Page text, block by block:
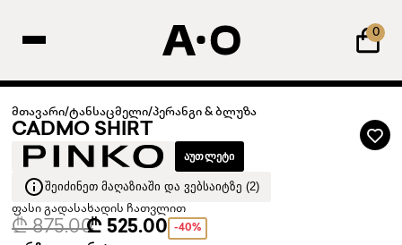
0
მთავარი/ტანსაცმელი/პერანგი & ბლუზა
CADMO SHIRT
ᲐᲣᲗᲚᲔᲢᲘ
ᲨᲔᲘᲫᲘᲜᲔᲗ ᲛᲐᲦᲐᲖᲘᲐᲨᲘ ᲓᲐ ᲕᲔᲑᲡᲐᲘᲢᲖᲔ (2)
ფასი გადასახადის ჩათვლით
₾ 875.00₾ 525.00 -40%